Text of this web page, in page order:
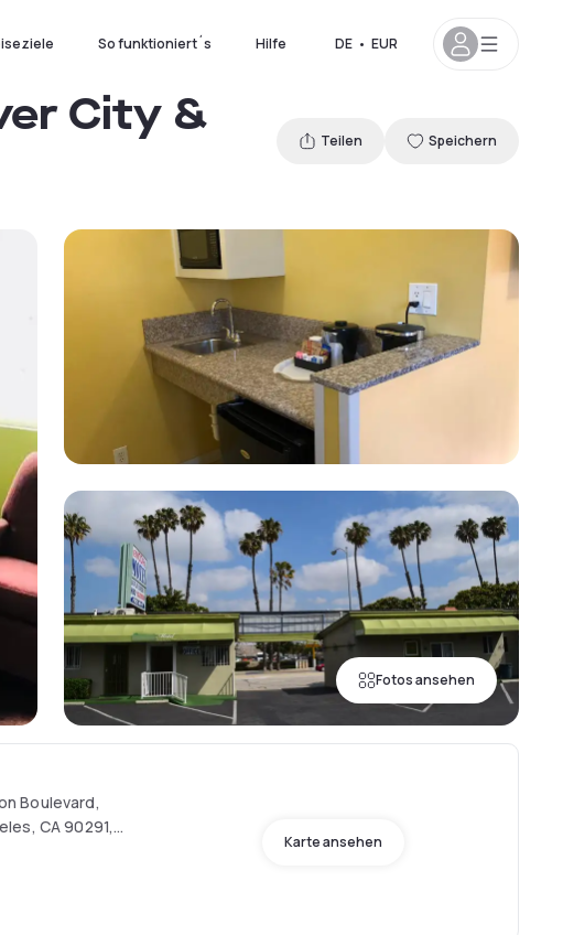
So funktioniert´s Hilfe DE • EUR
Fotos ansehen
City &
Teilen Speichern
Boulevard,
CA 90291,
Karte ansehen